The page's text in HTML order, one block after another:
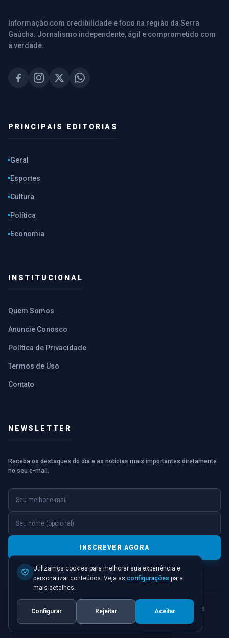
Informação com credibilidade e foco na região da Serra
Gaúcha. Jornalismo independente, ágil e comprometido com
a verdade.
PRINCIPAIS EDITORIAS
Geral
Esportes
Cultura
Política
Economia
INSTITUCIONAL
Quem Somos
Anuncie Conosco
Política de Privacidade
Termos de Uso
Contato
NEWSLETTER
Receba os destaques do dia e as notícias mais importantes diretamente
no seu e-mail.
E-mail
Nome (opcional)
INSCREVER AGORA
© 2026 JORNAL PONTO INICIAL. TODOS OS DIREITOS
RESERVADOS.
POLÍTICA DE PRIVACIDADETERMOS DE USOCONTATO
Utilizamos cookies para melhorar sua experiência e
personalizar conteúdos. Veja as configurações para
mais detalhes.
Configurar Rejeitar Aceitar